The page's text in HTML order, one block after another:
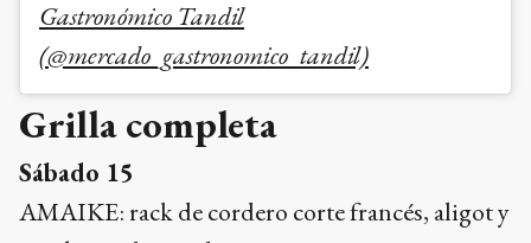
Gastronómico Tandil
(@mercado_gastronomico_tandil)
Grilla completa
Sábado 15
AMAIKE: rack de cordero corte francés, aligot y